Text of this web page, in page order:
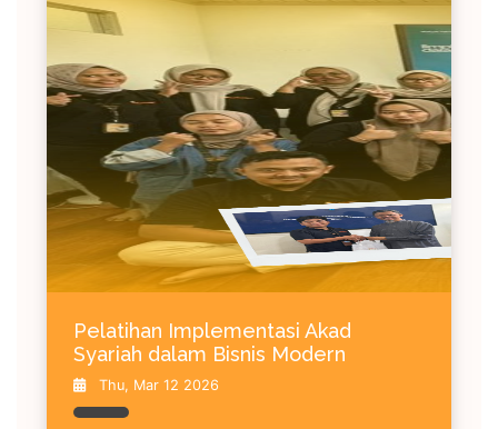
Pelatihan Implementasi Akad
Syariah dalam Bisnis Modern
Thu, Mar 12 2026